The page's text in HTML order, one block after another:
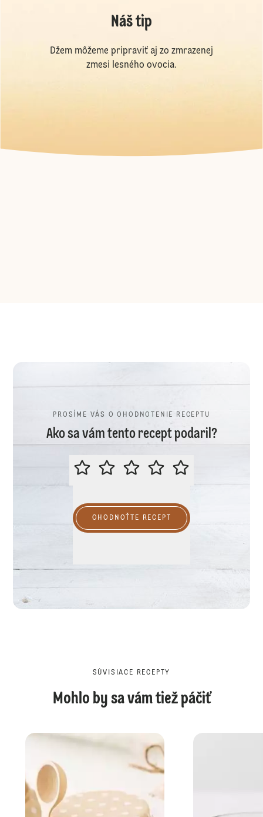
Náš tip
Džem môžeme pripraviť aj zo zmrazenej
zmesi lesného ovocia.
PROSÍME VÁS O OHODNOTENIE RECEPTU
Ako sa vám tento recept podaril?
PROSÍME VÁS O OHODNOTENIE
OHODNOŤTE RECEPT
SÚVISIACE RECEPTY
Mohlo by sa vám tiež páčiť